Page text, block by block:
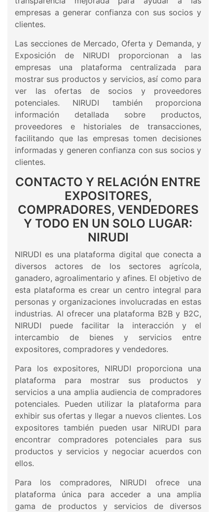
empresas a generar confianza con sus socios y
clientes.
Las secciones de Mercado, Oferta y Demanda, y
Exposición de NIRUDI proporcionan a las
empresas una plataforma centralizada para
mostrar sus productos y servicios, así como para
ver las ofertas de socios y proveedores
potenciales. NIRUDI también proporciona
información detallada sobre productos,
proveedores e historiales de transacciones,
facilitando que las empresas tomen decisiones
informadas y generen confianza con sus socios y
clientes.
CONTACTO Y RELACIÓN ENTRE
EXPOSITORES,
COMPRADORES, VENDEDORES
Y TODO EN UN SOLO LUGAR:
NIRUDI
NIRUDI es una plataforma digital que conecta a
diversos actores de los sectores agrícola,
ganadero, agroalimentario y afines. El objetivo de
esta plataforma es crear un centro integral para
personas y organizaciones involucradas en estas
industrias. Al ofrecer una plataforma B2B y B2C,
NIRUDI puede facilitar la interacción y el
intercambio de bienes y servicios entre
expositores, compradores y vendedores.
Para los expositores, NIRUDI proporciona una
plataforma para mostrar sus productos y
servicios a una amplia audiencia de compradores
potenciales. Pueden utilizar la plataforma para
exhibir sus ofertas y llegar a nuevos clientes. Los
expositores también pueden usar NIRUDI para
encontrar compradores potenciales para sus
productos y servicios y negociar acuerdos con
ellos.
Para los compradores, NIRUDI ofrece una
plataforma única para acceder a una amplia
gama de productos y servicios de diversos